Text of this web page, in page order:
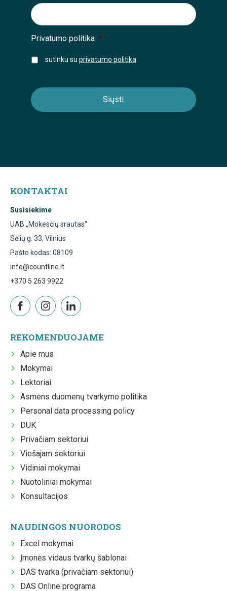
Privatumo politika *
sutinku su privatumo politika
KONTAKTAI
Susisiekime
UAB „Mokesčių srautas“
Sėlių g. 33, Vilnius
Pašto kodas: 08109
info@countline.lt
+370 5 263 9922
REKOMENDUOJAME
Apie mus
Mokymai
Lektoriai
Asmens duomenų tvarkymo politika
Personal data processing policy
DUK
Privačiam sektoriui
Viešajam sektoriui
Vidiniai mokymai
Nuotoliniai mokymai
Konsultacijos
NAUDINGOS NUORODOS
Excel mokymai
Įmonės vidaus tvarkų šablonai
DAS tvarka (privačiam sektoriui)
DAS Online programa